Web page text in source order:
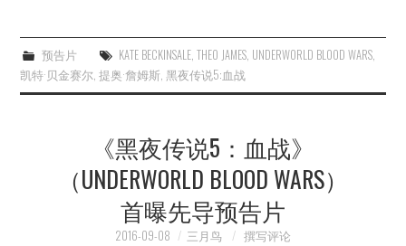
预告片 KATE BECKINSALE, THEO JAMES, UNDERWORLD BLOOD WARS,
凯特·贝金赛尔,提奥·詹姆斯,黑夜传说5:血战
《黑夜传说5：血战》
（UNDERWORLD BLOOD WARS）
首曝先导预告片
2016-09-08 三月鸟 撰写评论